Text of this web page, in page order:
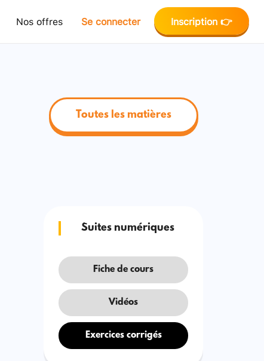
Nos offres Se connecter Inscription 👉
Toutes les matières
Suites numériques
Fiche de cours
Vidéos
Exercices corrigés